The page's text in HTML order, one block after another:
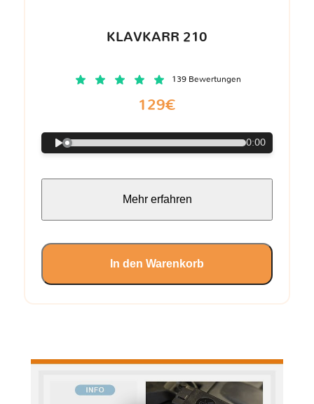
KLAVKARR 210
139 Bewertungen
129€
0:00
Mehr erfahren
In den Warenkorb